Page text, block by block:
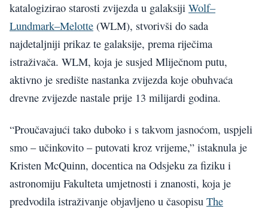
katalogizirao starosti zvijezda u galaksiji Wolf–
Lundmark–Melotte (WLM), stvorivši do sada
najdetaljniji prikaz te galaksije, prema riječima
istraživača. WLM, koja je susjed Mliječnom putu,
aktivno je središte nastanka zvijezda koje obuhvaća
drevne zvijezde nastale prije 13 milijardi godina.
“Proučavajući tako duboko i s takvom jasnoćom, uspjeli
smo – učinkovito – putovati kroz vrijeme,” istaknula je
Kristen McQuinn, docentica na Odsjeku za fiziku i
astronomiju Fakulteta umjetnosti i znanosti, koja je
predvodila istraživanje objavljeno u časopisu The